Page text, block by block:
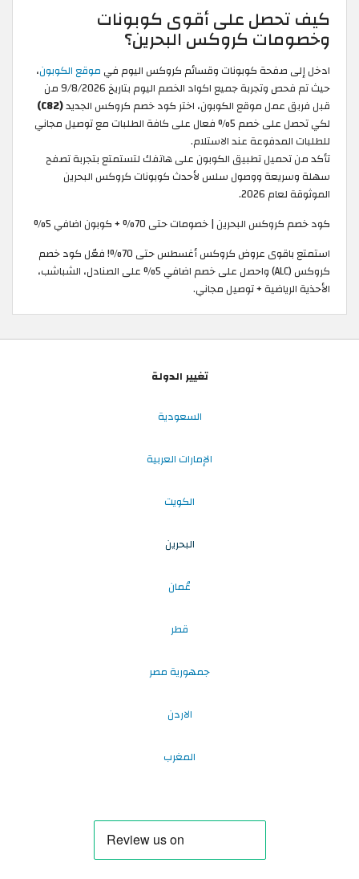
كيف تحصل على أقوى كوبونات
وخصومات كروكس البحرين؟
ادخل إلى صفحة كوبونات وقسائم كروكس اليوم في موقع الكوبون،
حيث تم فحص وتجربة جميع اكواد الخصم اليوم بتاريخ 9/8/2026 من
قبل فربق عمل موقع الكوبون، اختر كود خصم كروكس الجديد(C82)
لكي تحصل على خصم 5% فعال على كافة الطلبات مع توصيل مجاني
للطلبات المدفوعة عند الاستلام.
تأكد من تحميل تطبيق الكوبون على هاتفك لتستمتع بتجربة تصفح
سهلة وسريعة ووصول سلس لأحدث كوبونات كروكس البحرين
الموثوقة لعام 2026.
كود خصم كروكس البحرين | خصومات حتى 70% + كوبون اضافي 5%
استمتع باقوى عروض كروكس أغسطس حتى 70%! فعّل كود خصم
كروكس (ALC) واحصل على خصم اضافي 5% على الصنادل، الشباشب،
الأحذية الرياضية + توصيل مجاني.
تغيير الدولة
السعودية
الإمارات العربية
الكويت
البحرين
عُمان
قطر
جمهورية مصر
الاردن
المغرب